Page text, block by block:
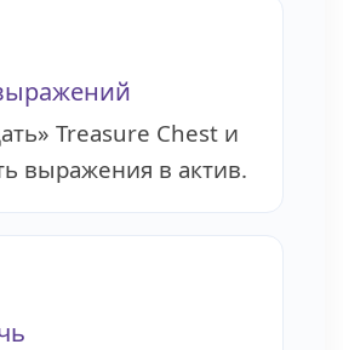
Treasure Chest и
выражения в актив.